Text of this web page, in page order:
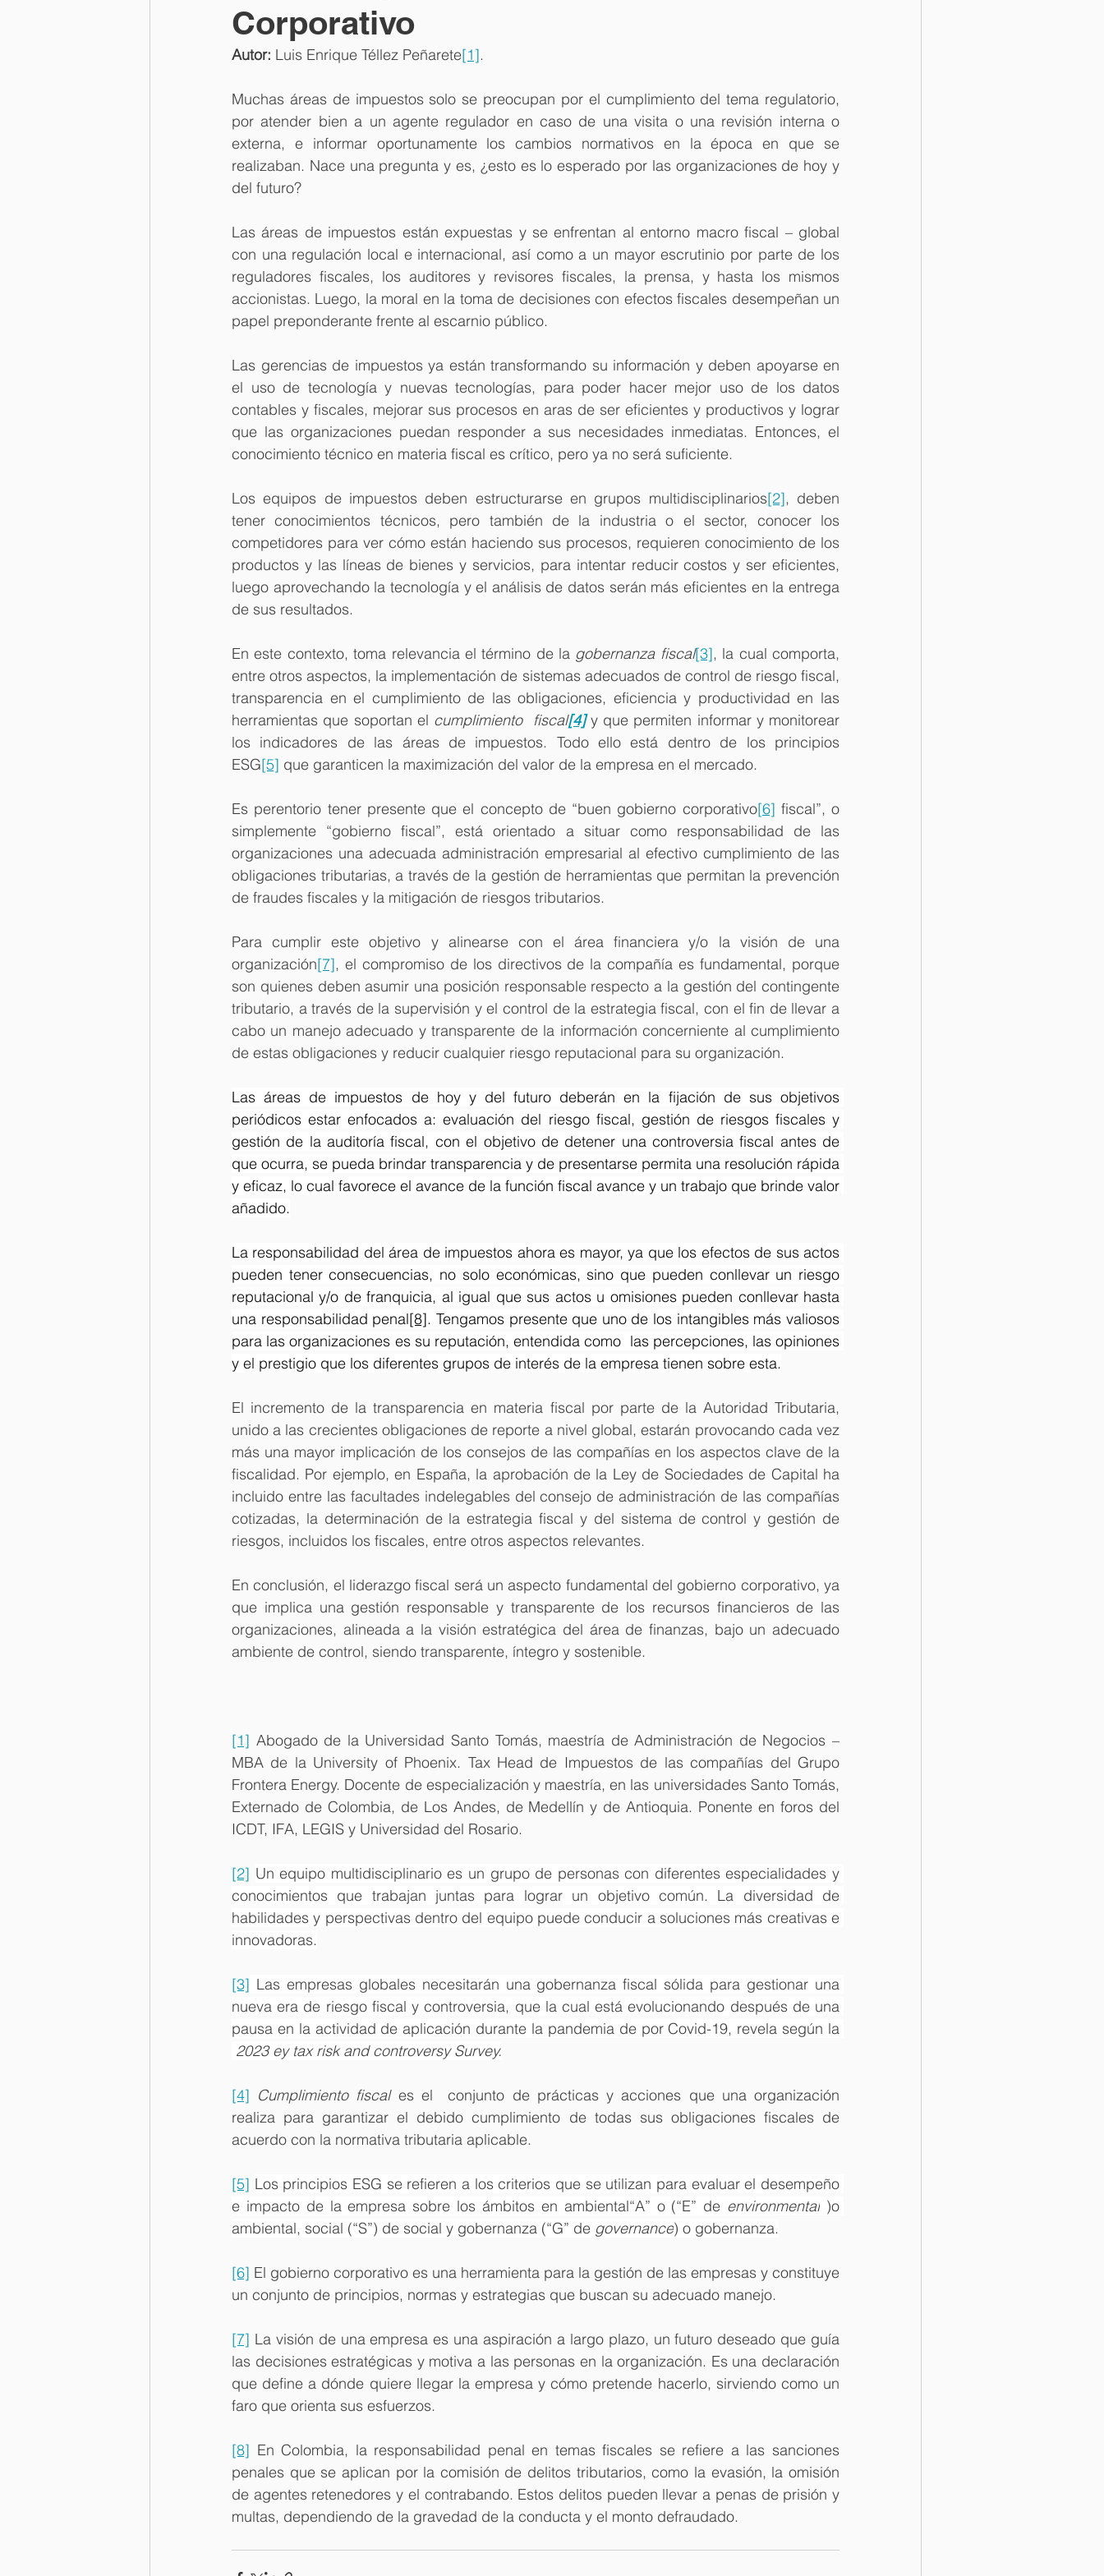
Corporativo
Autor: Luis Enrique Téllez Peñarete[1].
Muchas áreas de impuestos solo se preocupan por el cumplimiento del tema regulatorio,
por atender bien a un agente regulador en caso de una visita o una revisión interna o
externa, e informar oportunamente los cambios normativos en la época en que se
realizaban. Nace una pregunta y es, ¿esto es lo esperado por las organizaciones de hoy y
del futuro?
Las áreas de impuestos están expuestas y se enfrentan al entorno macro fiscal – global
con una regulación local e internacional, así como a un mayor escrutinio por parte de los
reguladores fiscales, los auditores y revisores fiscales, la prensa, y hasta los mismos
accionistas. Luego, la moral en la toma de decisiones con efectos fiscales desempeñan un
papel preponderante frente al escarnio público.
Las gerencias de impuestos ya están transformando su información y deben apoyarse en
el uso de tecnología y nuevas tecnologías, para poder hacer mejor uso de los datos
contables y fiscales, mejorar sus procesos en aras de ser eficientes y productivos y lograr
que las organizaciones puedan responder a sus necesidades inmediatas. Entonces, el
conocimiento técnico en materia fiscal es crítico, pero ya no será suficiente.
Los equipos de impuestos deben estructurarse en grupos multidisciplinarios[2], deben
tener conocimientos técnicos, pero también de la industria o el sector, conocer los
competidores para ver cómo están haciendo sus procesos, requieren conocimiento de los
productos y las líneas de bienes y servicios, para intentar reducir costos y ser eficientes,
luego aprovechando la tecnología y el análisis de datos serán más eficientes en la entrega
de sus resultados.
En este contexto, toma relevancia el término de la gobernanza fiscal[3], la cual comporta,
entre otros aspectos, la implementación de sistemas adecuados de control de riesgo fiscal,
transparencia en el cumplimiento de las obligaciones, eficiencia y productividad en las
herramientas que soportan el cumplimiento  fiscal[4] y que permiten informar y monitorear
los indicadores de las áreas de impuestos. Todo ello está dentro de los principios
ESG[5] que garanticen la maximización del valor de la empresa en el mercado.
Es perentorio tener presente que el concepto de “buen gobierno corporativo[6] fiscal”, o
simplemente “gobierno fiscal”, está orientado a situar como responsabilidad de las
organizaciones una adecuada administración empresarial al efectivo cumplimiento de las
obligaciones tributarias, a través de la gestión de herramientas que permitan la prevención
de fraudes fiscales y la mitigación de riesgos tributarios.
Para cumplir este objetivo y alinearse con el área financiera y/o la visión de una
organización[7], el compromiso de los directivos de la compañía es fundamental, porque
son quienes deben asumir una posición responsable respecto a la gestión del contingente
tributario, a través de la supervisión y el control de la estrategia fiscal, con el fin de llevar a
cabo un manejo adecuado y transparente de la información concerniente al cumplimiento
de estas obligaciones y reducir cualquier riesgo reputacional para su organización.
Las áreas de impuestos de hoy y del futuro deberán en la fijación de sus objetivos
periódicos estar enfocados a: evaluación del riesgo fiscal, gestión de riesgos fiscales y
gestión de la auditoría fiscal, con el objetivo de detener una controversia fiscal antes de
que ocurra, se pueda brindar transparencia y de presentarse permita una resolución rápida
y eficaz, lo cual favorece el avance de la función fiscal avance y un trabajo que brinde valor
añadido.
La responsabilidad del área de impuestos ahora es mayor, ya que los efectos de sus actos
pueden tener consecuencias, no solo económicas, sino que pueden conllevar un riesgo
reputacional y/o de franquicia, al igual que sus actos u omisiones pueden conllevar hasta
una responsabilidad penal[8]. Tengamos presente que uno de los intangibles más valiosos
para las organizaciones es su reputación, entendida como  las percepciones, las opiniones
y el prestigio que los diferentes grupos de interés de la empresa tienen sobre esta.
El incremento de la transparencia en materia fiscal por parte de la Autoridad Tributaria,
unido a las crecientes obligaciones de reporte a nivel global, estarán provocando cada vez
más una mayor implicación de los consejos de las compañías en los aspectos clave de la
fiscalidad. Por ejemplo, en España, la aprobación de la Ley de Sociedades de Capital ha
incluido entre las facultades indelegables del consejo de administración de las compañías
cotizadas, la determinación de la estrategia fiscal y del sistema de control y gestión de
riesgos, incluidos los fiscales, entre otros aspectos relevantes.
En conclusión, el liderazgo fiscal será un aspecto fundamental del gobierno corporativo, ya
que implica una gestión responsable y transparente de los recursos financieros de las
organizaciones, alineada a la visión estratégica del área de finanzas, bajo un adecuado
ambiente de control, siendo transparente, íntegro y sostenible.
[1] Abogado de la Universidad Santo Tomás, maestría de Administración de Negocios –
MBA de la University of Phoenix. Tax Head de Impuestos de las compañías del Grupo
Frontera Energy. Docente de especialización y maestría, en las universidades Santo Tomás,
Externado de Colombia, de Los Andes, de Medellín y de Antioquia. Ponente en foros del
ICDT, IFA, LEGIS y Universidad del Rosario.
[2] Un equipo multidisciplinario es un grupo de personas con diferentes especialidades y
conocimientos que trabajan juntas para lograr un objetivo común. La diversidad de
habilidades y perspectivas dentro del equipo puede conducir a soluciones más creativas e
innovadoras.
[3] Las empresas globales necesitarán una gobernanza fiscal sólida para gestionar una
nueva era de riesgo fiscal y controversia, que la cual está evolucionando después de una
2023 ey tax risk and controversy Survey.
[4] Cumplimiento fiscal es el  conjunto de prácticas y acciones que una organización
realiza para garantizar el debido cumplimiento de todas sus obligaciones fiscales de
acuerdo con la normativa tributaria aplicable.
[5] Los principios ESG se refieren a los criterios que se utilizan para evaluar el desempeño
e impacto de la empresa sobre los ámbitos en ambiental“A” o (“E” de environmental )o
ambiental, social (“S”) de social y gobernanza (“G” de governance) o gobernanza.
[6] El gobierno corporativo es una herramienta para la gestión de las empresas y constituye
un conjunto de principios, normas y estrategias que buscan su adecuado manejo.
[7] La visión de una empresa es una aspiración a largo plazo, un futuro deseado que guía
las decisiones estratégicas y motiva a las personas en la organización. Es una declaración
que define a dónde quiere llegar la empresa y cómo pretende hacerlo, sirviendo como un
faro que orienta sus esfuerzos.
[8] En Colombia, la responsabilidad penal en temas fiscales se refiere a las sanciones
penales que se aplican por la comisión de delitos tributarios, como la evasión, la omisión
de agentes retenedores y el contrabando. Estos delitos pueden llevar a penas de prisión y
multas, dependiendo de la gravedad de la conducta y el monto defraudado.